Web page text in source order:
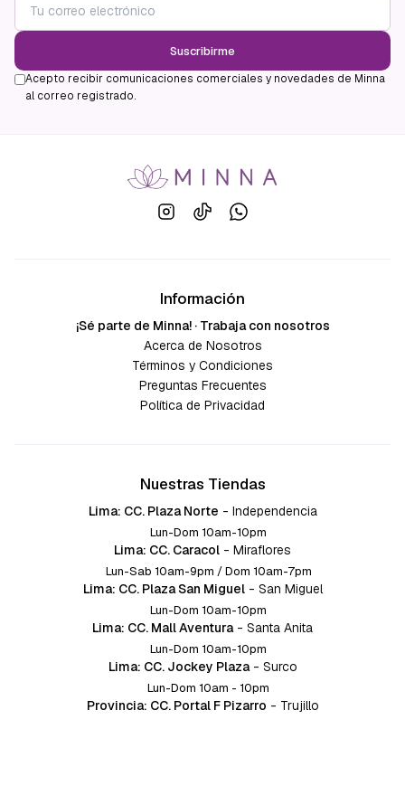
Suscribirme
Acepto recibir comunicaciones comerciales y novedades de Minna
al correo registrado.
Información
¡Sé parte de Minna! · Trabaja con nosotros
Acerca de Nosotros
Términos y Condiciones
Preguntas Frecuentes
Política de Privacidad
Nuestras Tiendas
Lima: CC. Plaza Norte - Independencia
Lun-Dom 10am-10pm
Lima: CC. Caracol - Miraflores
Lun-Sab 10am-9pm / Dom 10am-7pm
Lima: CC. Plaza San Miguel - San Miguel
Lun-Dom 10am-10pm
Lima: CC. Mall Aventura - Santa Anita
Lun-Dom 10am-10pm
Lima: CC. Jockey Plaza - Surco
Lun-Dom 10am - 10pm
Provincia: CC. Portal F Pizarro - Trujillo